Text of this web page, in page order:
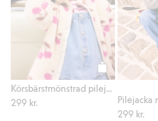
Köp
299 kr.
Piléjacka
299 kr.